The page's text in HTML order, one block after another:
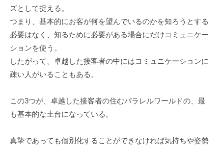
ズとして捉える。
つまり、基本的にお客が何を望んでいるのかを知ろうとする
必要はなく、知るために必要がある場合にだけコミュニケー
ションを使う。
したがって、卓越した接客者の中にはコミュニケーションに
疎い人がいることもある。
この3つが、卓越した接客者の住むパラレルワールドの、最
も基本的な土台になっている。
真摯であっても個別化することができなければ気持ちや姿勢